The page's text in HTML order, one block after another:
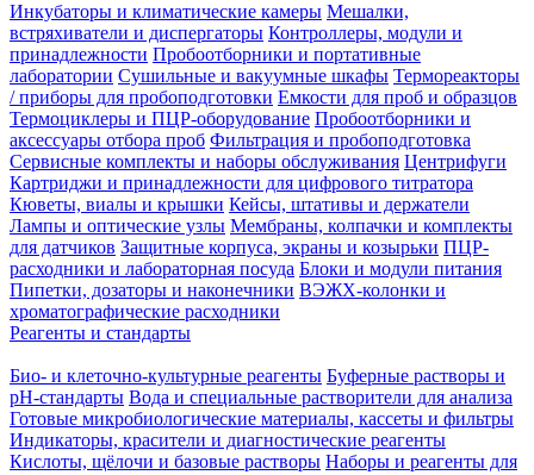
Инкубаторы и климатические камеры Мешалки,
встряхиватели и диспергаторы Контроллеры, модули и
принадлежности Пробоотборники и портативные
лаборатории Сушильные и вакуумные шкафы Термореакторы
/ приборы для пробоподготовки Емкости для проб и образцов
Термоциклеры и ПЦР-оборудование Пробоотборники и
аксессуары отбора проб Фильтрация и пробоподготовка
Сервисные комплекты и наборы обслуживания Центрифуги
Картриджи и принадлежности для цифрового титратора
Кюветы, виалы и крышки Кейсы, штативы и держатели
Лампы и оптические узлы Мембраны, колпачки и комплекты
для датчиков Защитные корпуса, экраны и козырьки ПЦР-
расходники и лабораторная посуда Блоки и модули питания
Пипетки, дозаторы и наконечники ВЭЖХ-колонки и
хроматографические расходники
Реагенты и стандарты
Био- и клеточно-культурные реагенты Буферные растворы и
pH-стандарты Вода и специальные растворители для анализа
Готовые микробиологические материалы, кассеты и фильтры
Индикаторы, красители и диагностические реагенты
Кислоты, щёлочи и базовые растворы Наборы и реагенты для